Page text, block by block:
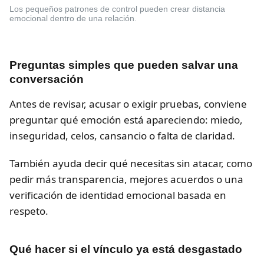
Los pequeños patrones de control pueden crear distancia
emocional dentro de una relación.
Preguntas simples que pueden salvar una
conversación
Antes de revisar, acusar o exigir pruebas, conviene
preguntar qué emoción está apareciendo: miedo,
inseguridad, celos, cansancio o falta de claridad.
También ayuda decir qué necesitas sin atacar, como
pedir más transparencia, mejores acuerdos o una
verificación de identidad emocional basada en
respeto.
Qué hacer si el vínculo ya está desgastado